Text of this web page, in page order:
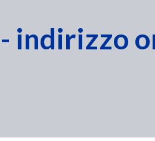
indirizzo